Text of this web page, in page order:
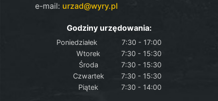
e-mail: urzad@wyry.pl
Godziny urzędowania:
Poniedziałek
7:30 - 17:00
Wtorek
7:30 - 15:30
Środa
7:30 - 15:30
Czwartek
7:30 - 15:30
Piątek
7:30 - 14:00